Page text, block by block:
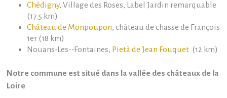
Chédigny, Village des Roses, Label Jardin remarquable
(17.5 km)
Château de Monpoupon, château de chasse de François
1er (18 km)
Nouans-Les--Fontaines, Pietà de Jean Fouquet (12 km)
Notre commune est situé dans la vallée des châteaux de la
Loire